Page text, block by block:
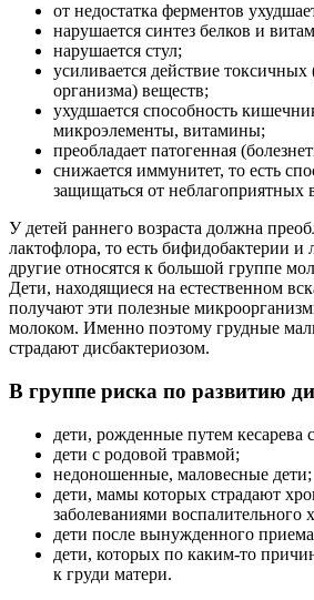
от недостатка ферментов
нарушается синтез белков и
нарушается стул;
усиливается действие
организма) веществ;
ухудшается способность
микроэлементы, витамины;
преобладает патогенная
снижается иммунитет, то есть
защищаться от неблагоприятных
У детей раннего возраста должна
лактофлора, то есть бифидобактерии и
другие относятся к большой группе
Дети, находящиеся на естественном
получают эти полезные
молоком. Именно поэтому грудные
страдают дисбактериозом.
В группе риска по развитию
дети, рожденные путем кесарева
дети с родовой травмой;
недоношенные, маловесные дети;
дети, мамы которых страдают
заболеваниями воспалительного
дети после вынужденного
дети, которых по каким-то
к груди матери.